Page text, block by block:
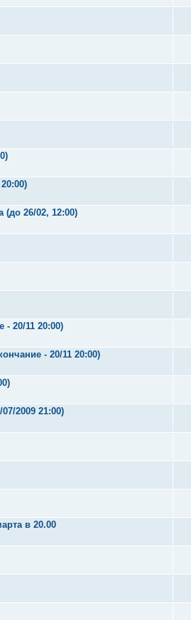
26/02, 12:00)
- 20/11 20:00)
- 20/11 20:00)
2009 21:00)
в 20.00